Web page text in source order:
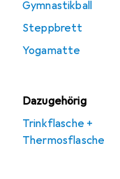
Gymnastikball
Steppbrett
Yogamatte
Dazugehörig
Trinkflasche +
Thermosflasche